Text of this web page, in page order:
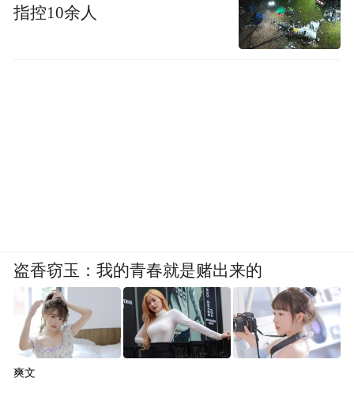
指控10余人
盗香窃玉：我的青春就是赌出来的
爽文